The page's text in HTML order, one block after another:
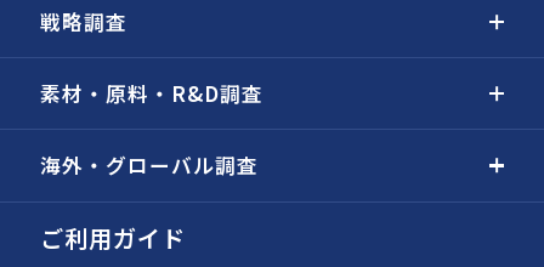
戦略調査
素材・原料・R&D調査
海外・グローバル調査
ご利用ガイド